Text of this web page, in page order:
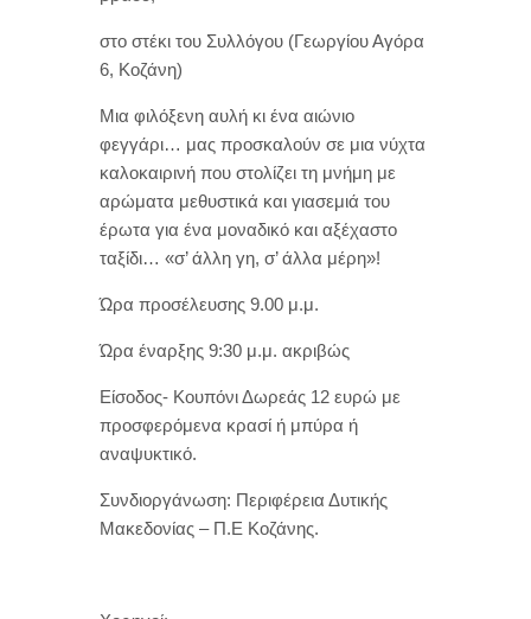
στο στέκι του Συλλόγου (Γεωργίου Αγόρα
6, Κοζάνη)
Μια φιλόξενη αυλή κι ένα αιώνιο
φεγγάρι… μας προσκαλούν σε μια νύχτα
καλοκαιρινή που στολίζει τη μνήμη με
αρώματα μεθυστικά και γιασεμιά του
έρωτα για ένα μοναδικό και αξέχαστο
ταξίδι… «σ’ άλλη γη, σ’ άλλα μέρη»!
Ώρα προσέλευσης 9.00 μ.μ.
Ώρα έναρξης 9:30 μ.μ. ακριβώς
Είσοδος- Κουπόνι Δωρεάς 12 ευρώ με
προσφερόμενα κρασί ή μπύρα ή
αναψυκτικό.
Συνδιοργάνωση: Περιφέρεια Δυτικής
Μακεδονίας – Π.Ε Κοζάνης.